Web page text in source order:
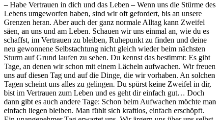
– Habe Vertrauen in dich und das Leben – Wenn uns die Stürme des
Lebens umgeworfen haben, sind wir oft gefordert, bis an unsere
Grenzen heran. Aber auch der ganz normale Alltag kann Zweifel
säen, an uns und am Leben. Schauen wir uns einmal an, wie du es
schaffst, im Vertrauen zu bleiben, Ruhepunkt zu finden und deine
neu gewonnene Selbstachtung nicht gleich wieder beim nächsten
Sturm auf Grund laufen zu sehen. Du kennst das bestimmt: Es gibt
Tage, an denen wir schon mit einem Lächeln aufwachen. Wir freuen
uns auf diesen Tag und auf die Dinge, die wir vorhaben. An solchen
Tagen scheint uns alles zu gelingen. Du spürst keine Zweifel in dir,
bist im Vertrauen zum Leben und es geht dir einfach gut… Doch
dann gibt es auch andere Tage: Schon beim Aufwachen möchte man
einfach liegen bleiben. Man fühlt sich kraftlos, einfach erschöpft.